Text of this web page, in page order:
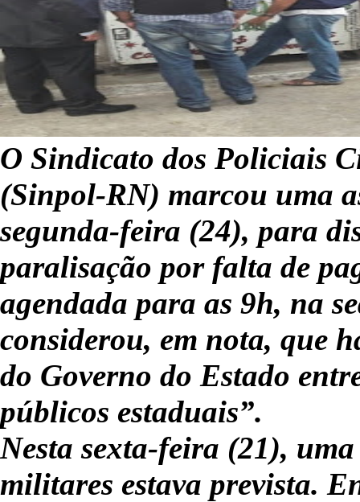
O Sindicato dos Policiais
(Sinpol-RN) marcou uma
segunda-feira (24), para
paralisação por falta de
agendada para as 9h, na
considerou, em nota, que
do Governo do Estado
públicos estaduais”.
Nesta sexta-feira (21),
militares estava prevista.